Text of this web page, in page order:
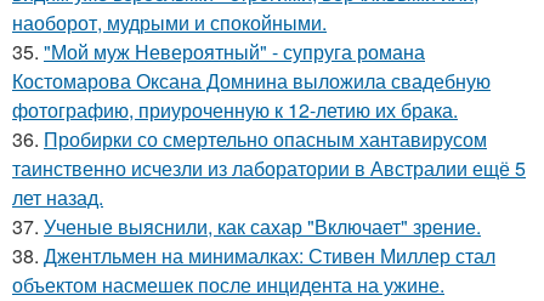
наоборот, мудрыми и спокойными.
35. "Мой муж Невероятный" - супруга романа
Костомарова Оксана Домнина выложила свадебную
фотографию, приуроченную к 12-летию их брака.
36. Пробирки со смертельно опасным хантавирусом
таинственно исчезли из лаборатории в Австралии ещё 5
лет назад.
37. Ученые выяснили, как сахар "Включает" зрение.
38. Джентльмен на минималках: Стивен Миллер стал
объектом насмешек после инцидента на ужине.